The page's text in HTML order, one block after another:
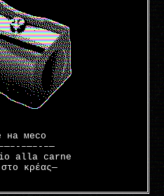
на месо
–—–-–—
alla carne
κρέας—